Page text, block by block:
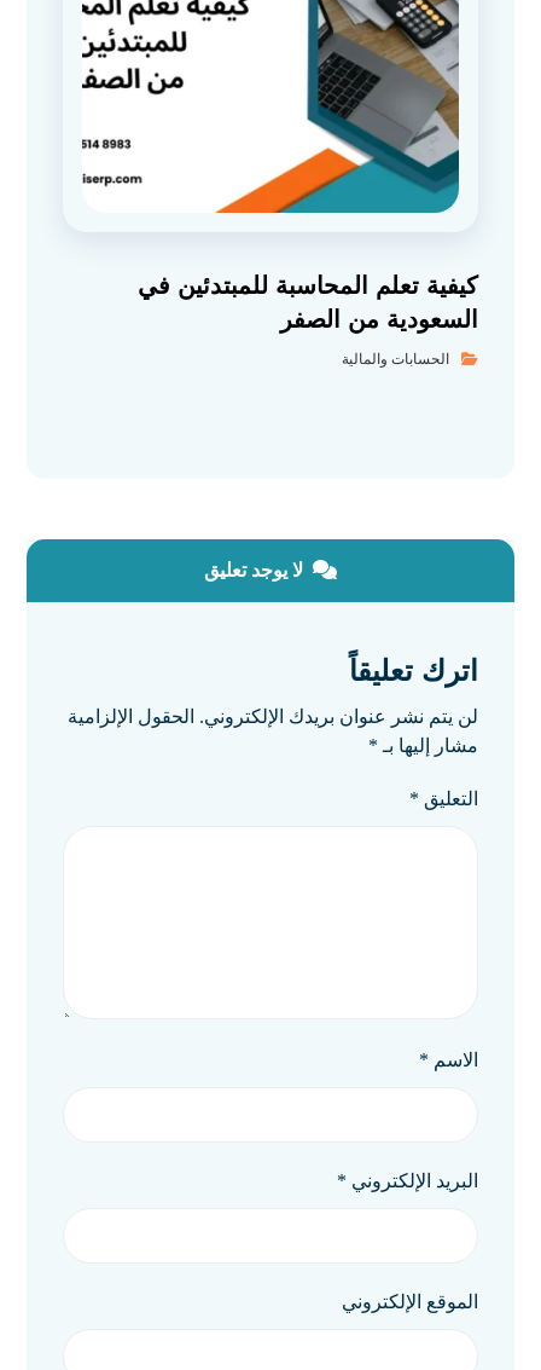
كيفية تعلم المحاسبة للمبتدئين في
السعودية من الصفر
الحسابات والمالية
لا يوجد تعليق
اترك تعليقاً
لن يتم نشر عنوان بريدك الإلكتروني. الحقول الإلزامية
مشار إليها بـ *
التعليق *
الاسم *
البريد الإلكتروني *
الموقع الإلكتروني